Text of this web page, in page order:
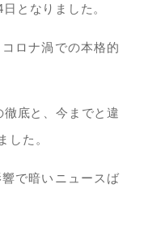
となりました。
ロナ渦での本格的
底と、今までと違
した。
で暗いニュースば